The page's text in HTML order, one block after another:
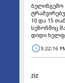
ბელინგემო
10 და 15
სეზონშიც
დიდი
5:22:16
ziz